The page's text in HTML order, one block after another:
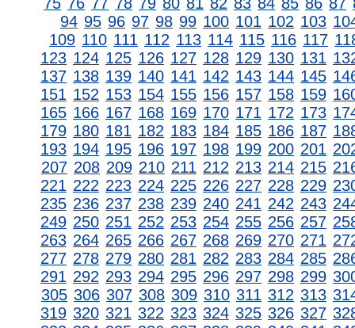
94 95 96 97 98 99 100 101 102 103
109 110 111 112 113 114 115 116 117
123 124 125 126 127 128 129 130 131
137 138 139 140 141 142 143 144 145
151 152 153 154 155 156 157 158 159
165 166 167 168 169 170 171 172 173
179 180 181 182 183 184 185 186 187
193 194 195 196 197 198 199 200 201
207 208 209 210 211 212 213 214 215
221 222 223 224 225 226 227 228 229
235 236 237 238 239 240 241 242 243
249 250 251 252 253 254 255 256 257
263 264 265 266 267 268 269 270 271
277 278 279 280 281 282 283 284 285
291 292 293 294 295 296 297 298 299
305 306 307 308 309 310 311 312 313
319 320 321 322 323 324 325 326 327